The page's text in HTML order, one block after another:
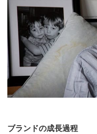
ブランドの成長過程